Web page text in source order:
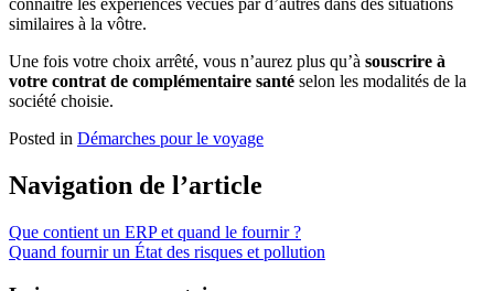
connaître les expériences vécues par d’autres dans des situations
similaires à la vôtre.
Une fois votre choix arrêté, vous n’aurez plus qu’à souscrire à
votre contrat de complémentaire santé selon les modalités de la
société choisie.
Posted in Démarches pour le voyage
Navigation de l’article
Que contient un ERP et quand le fournir ?
Quand fournir un État des risques et pollution